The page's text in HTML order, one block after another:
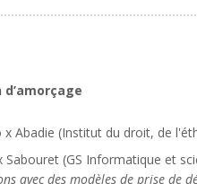
x Abadie (Institut du droit, de
Sabouret (GS Informatique et
avec des modèles de prise de